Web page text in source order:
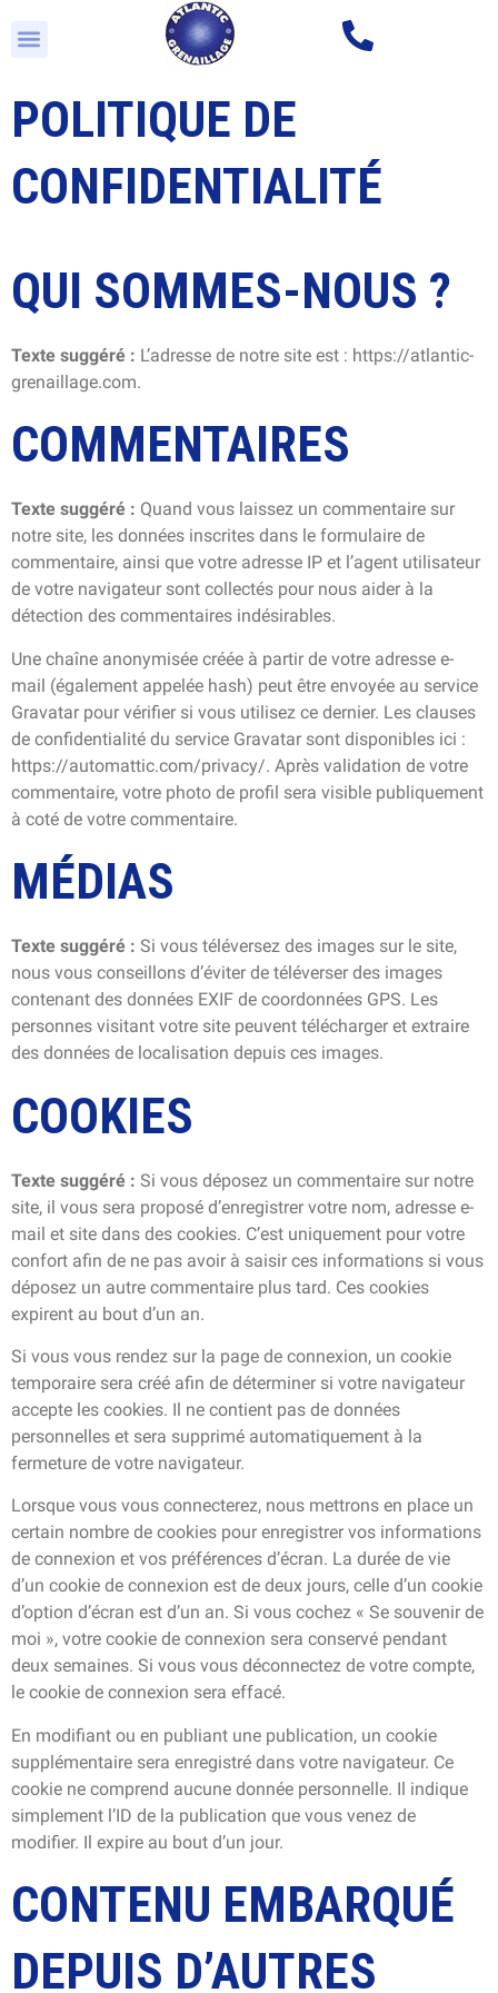
POLITIQUE DE
CONFIDENTIALITÉ
QUI SOMMES-NOUS ?
Texte suggéré : L’adresse de notre site est : https://atlantic-
grenaillage.com.
COMMENTAIRES
Texte suggéré : Quand vous laissez un commentaire sur
notre site, les données inscrites dans le formulaire de
commentaire, ainsi que votre adresse IP et l’agent utilisateur
de votre navigateur sont collectés pour nous aider à la
détection des commentaires indésirables.
Une chaîne anonymisée créée à partir de votre adresse e-
mail (également appelée hash) peut être envoyée au service
Gravatar pour vérifier si vous utilisez ce dernier. Les clauses
de confidentialité du service Gravatar sont disponibles ici :
https://automattic.com/privacy/. Après validation de votre
commentaire, votre photo de profil sera visible publiquement
à coté de votre commentaire.
MÉDIAS
Texte suggéré : Si vous téléversez des images sur le site,
nous vous conseillons d’éviter de téléverser des images
contenant des données EXIF de coordonnées GPS. Les
personnes visitant votre site peuvent télécharger et extraire
des données de localisation depuis ces images.
COOKIES
Texte suggéré : Si vous déposez un commentaire sur notre
site, il vous sera proposé d’enregistrer votre nom, adresse e-
mail et site dans des cookies. C’est uniquement pour votre
confort afin de ne pas avoir à saisir ces informations si vous
déposez un autre commentaire plus tard. Ces cookies
expirent au bout d’un an.
Si vous vous rendez sur la page de connexion, un cookie
temporaire sera créé afin de déterminer si votre navigateur
accepte les cookies. Il ne contient pas de données
personnelles et sera supprimé automatiquement à la
fermeture de votre navigateur.
Lorsque vous vous connecterez, nous mettrons en place un
certain nombre de cookies pour enregistrer vos informations
de connexion et vos préférences d’écran. La durée de vie
d’un cookie de connexion est de deux jours, celle d’un cookie
d’option d’écran est d’un an. Si vous cochez « Se souvenir de
moi », votre cookie de connexion sera conservé pendant
deux semaines. Si vous vous déconnectez de votre compte,
le cookie de connexion sera effacé.
En modifiant ou en publiant une publication, un cookie
supplémentaire sera enregistré dans votre navigateur. Ce
cookie ne comprend aucune donnée personnelle. Il indique
simplement l’ID de la publication que vous venez de
modifier. Il expire au bout d’un jour.
CONTENU EMBARQUÉ
DEPUIS D’AUTRES